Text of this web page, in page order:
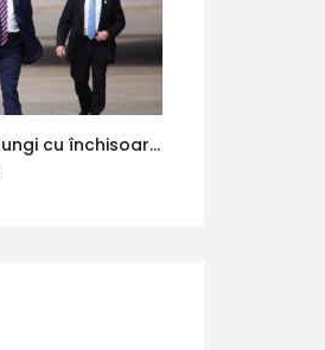
„Vom cere pedepse lungi cu închisoarea” – Aleph News